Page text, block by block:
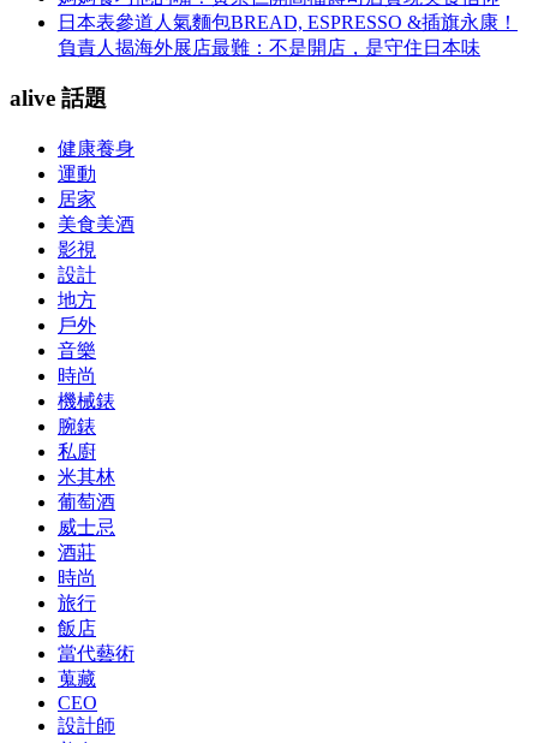
日本表參道人氣麵包BREAD, ESPRESSO &插旗永康！
負責人揭海外展店最難：不是開店，是守住日本味
alive 話題
健康養身
運動
居家
美食美酒
影視
設計
地方
戶外
音樂
時尚
機械錶
腕錶
私廚
米其林
葡萄酒
威士忌
酒莊
時尚
旅行
飯店
當代藝術
蒐藏
CEO
設計師